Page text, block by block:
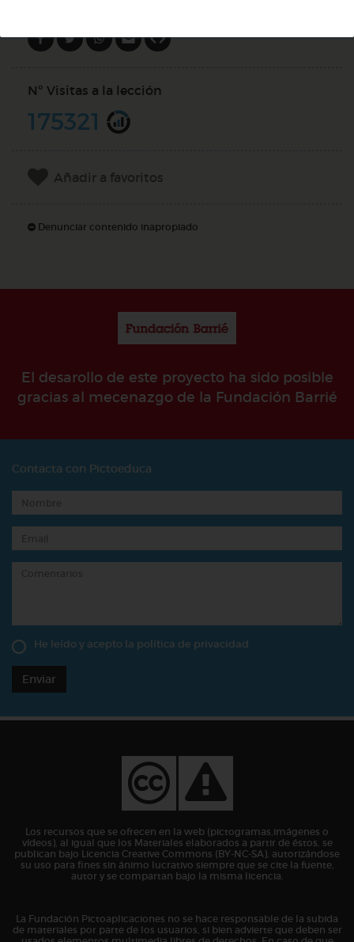
Nº Visitas a la lección
175321
Añadir a favoritos
Denunciar contenido inapropiado
El desarollo de este proyecto ha sido posible
gracias al mecenazgo de la Fundación Barrié
Contacta con Pictoeduca
He leído y acepto la política de privacidad
Enviar
Los recursos que se ofrecen en la web (pictogramas,imágenes o
vídeos), al igual que los Materiales elaborados a partir de éstos, se
publican bajo Licencia Creative Commons (BY-NC-SA), autorizándose
su uso para fines sin ánimo lucrativo siempre que se cite la fuente,
autor y se compartan bajo la misma licencia.
La Fundación Pictoaplicaciones no se hace responsable de la subida
de materiales por parte de los usuarios, si bien advierte que deben ser